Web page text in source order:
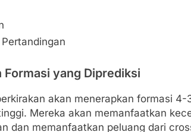
Formasi yang Diprediksi
akan menerapkan formasi
Mereka akan memanfaatkan
dan memanfaatkan peluang dari